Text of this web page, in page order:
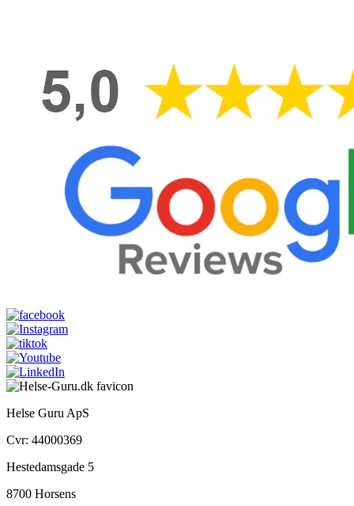
Helse Guru ApS
Cvr: 44000369
Hestedamsgade 5
8700 Horsens